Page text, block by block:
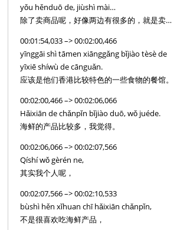
yǒu hěnduō de, jiùshì mài…
除了卖商品呢，好像两边有很多的，就是卖…
00:01:54,033 –> 00:02:00,466
yīnggāi shì tāmen xiānggǎng bǐjiào tèsè de
yīxiē shíwù de cānguǎn.
应该是他们香港比较特色的一些食物的餐馆。
00:02:00,466 –> 00:02:06,066
Hǎixiān de chǎnpǐn bǐjiào duō, wǒ juéde.
海鲜的产品比较多，我觉得。
00:02:06,066 –> 00:02:07,566
Qíshí wǒ gèrén ne,
其实我个人呢，
00:02:07,566 –> 00:02:10,533
bùshì hěn xǐhuan chī hǎixiān chǎnpǐn,
不是很喜欢吃海鲜产品，